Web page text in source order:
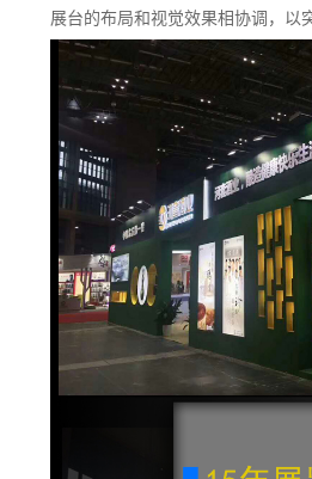
展台的布局和视觉效果相协调，以